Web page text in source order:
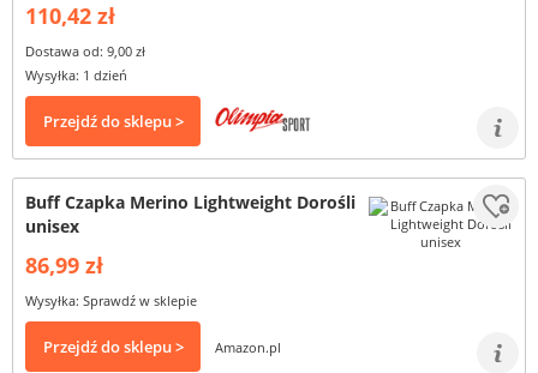
110,42 zł
Dostawa od: 9,00 zł
Wysyłka: 1 dzień
Przejdź do sklepu >
Buff Czapka Merino Lightweight Dorośli
unisex
86,99 zł
Wysyłka: Sprawdź w sklepie
Przejdź do sklepu > Amazon.pl